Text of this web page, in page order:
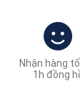
Nhận hàng
1h đồng